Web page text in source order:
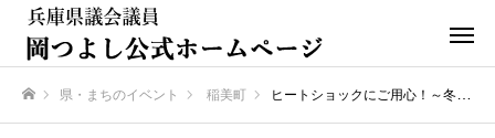
県・まちのイベント 稲美町 ヒートショックにご用心！～冬の入浴中の事故に要注意！～（稲美町）